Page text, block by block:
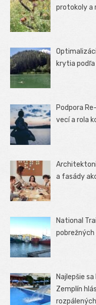
protokoly a
krytia
Podpora
vecí a rola
a fasády
National
pobrežných
Najlepšie
Zemplín